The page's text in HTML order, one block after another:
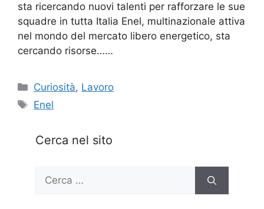
sta ricercando nuovi talenti per rafforzare le sue
squadre in tutta Italia Enel, multinazionale attiva
nel mondo del mercato libero energetico, sta
cercando risorse……
Categorie
Curiosità, Lavoro
Tag
Enel
Cerca nel sito
Ricerca